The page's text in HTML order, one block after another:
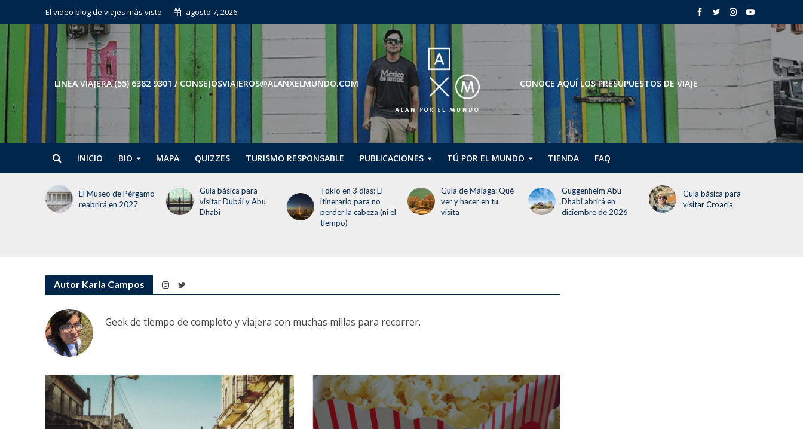
El video blog de viajes más visto agosto 7, 2026
LINEA VIAJERA (55) 6382 9301 / CONSEJOSVIAJEROS@ALANXELMUNDO.COM CONOCE AQUÍ LOS PRESUPUESTOS DE VIAJE
INICIO BIO MAPA QUIZZES TURISMO RESPONSABLE PUBLICACIONES TÚ POR EL MUNDO TIENDA FAQ
Guía básica para
visitar Dubái y Abu
Tokio en 3 días: El
itinerario para no
perder la cabeza (ni el
Guía de Málaga: Qué
ver y hacer en tu
visita
Guggenheim Abu
Dhabi abrirá en
diciembre de 2026
Guía básica para
visitar Croacia
Todo lo que deben
saber del Festival del
Autor Karla Campos
Geek de tiempo de completo y viajera con muchas millas para recorrer.